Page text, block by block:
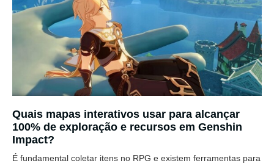
Quais mapas interativos usar para alcançar
100% de exploração e recursos em Genshin
Impact?
É fundamental coletar itens no RPG e existem ferramentas para